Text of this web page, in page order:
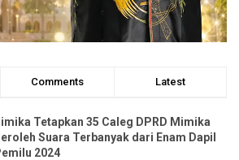
Comments Latest
Tetapkan 35 Caleg DPRD Mimika
Suara Terbanyak dari Enam Dapil
2024